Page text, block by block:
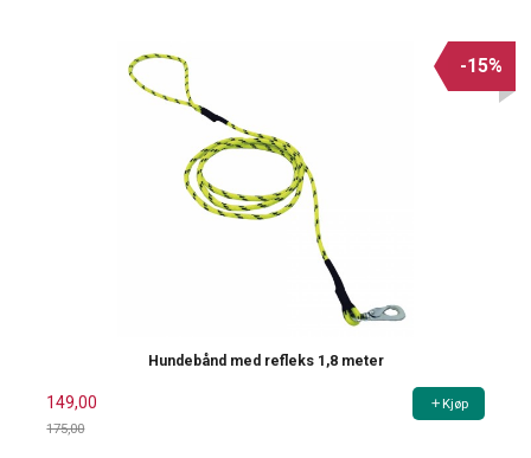
Hundebånd med refleks 1,8 meter
149,00
175,00
-15%
Kjøp